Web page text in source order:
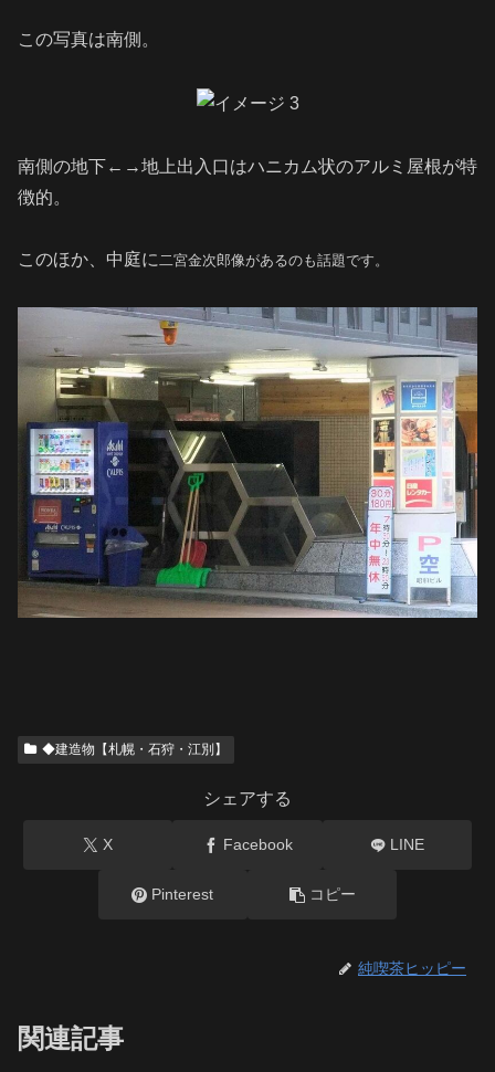
この写真は南側。
南側の地下←→地上出入口はハニカム状のアルミ屋根が特
徴的。
このほか、中庭に二宮金次郎像があるのも話題です。
◆建造物【札幌・石狩・江別】
シェアする
X Facebook LINE
Pinterest コピー
純喫茶ヒッピー
関連記事